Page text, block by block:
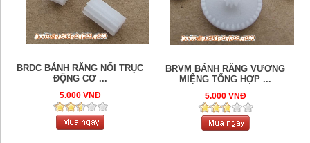
BRDC BÁNH RĂNG NỐI TRỤC
ĐỘNG CƠ ...
5.000 VNĐ
BRVM BÁNH RĂNG VƯƠNG
MIỆNG TỔNG HỢP ...
5.000 VNĐ